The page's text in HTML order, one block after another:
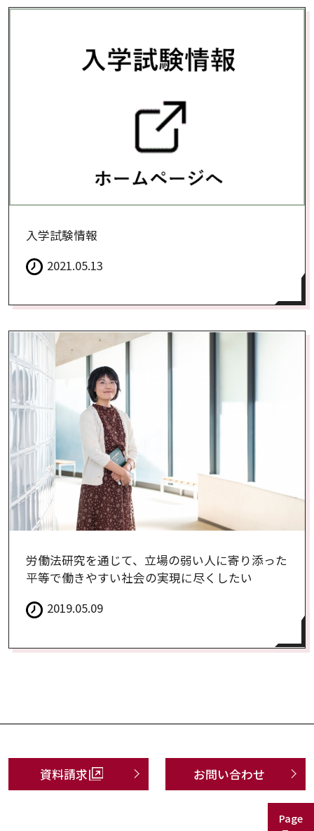
入学試験情報
2021.05.13
労働法研究を通じて、立場の弱い人に寄り添った
平等で働きやすい社会の実現に尽くしたい
2019.05.09
資料請求 お問い合わせ
Page